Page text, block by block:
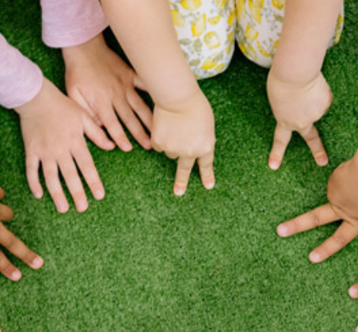
Salasana
Unohtuiko salasana?
KIRJAUDU SISÄÄN
Etkö ole vielä Varhaiskasvatuksen Tietopalvelun
jäsen?
Liity tästä!